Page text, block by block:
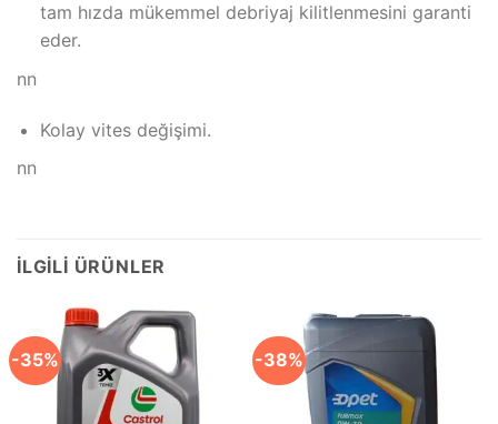
tam hızda mükemmel debriyaj kilitlenmesini garanti
eder.
nn
Kolay vites değişimi.
nn
İLGILI ÜRÜNLER
-35% -38%